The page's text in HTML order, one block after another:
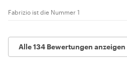
Fabrizio ist die Nummer 1
Alle 134 Bewertungen anzeigen